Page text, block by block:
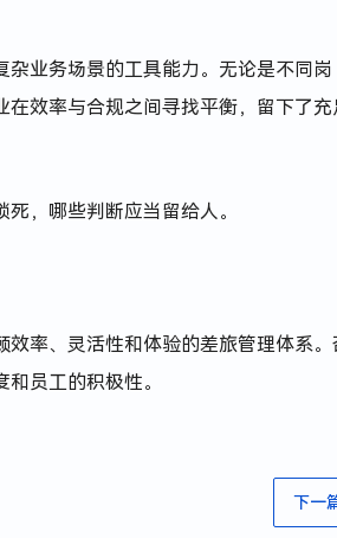
业务场景的工具能力。无论是不同岗
效率与合规之间寻找平衡，留下了充
，哪些判断应当留给人。
率、灵活性和体验的差旅管理体系。
员工的积极性。
下一